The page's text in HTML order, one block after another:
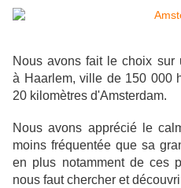
Nous avons fait le choix sur
à Haarlem, ville de 150 000
20 kilomètres d'Amsterdam.
Nous avons apprécié le
moins fréquentée que sa
en plus notamment de ces
nous faut chercher et